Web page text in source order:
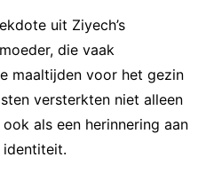
uit Ziyech’s
die vaak
maaltijden voor het gezin
versterkten niet alleen
als een herinnering aan
identiteit.